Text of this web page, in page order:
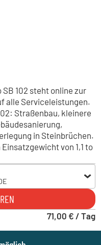
102 steht online zur
alle Serviceleistungen.
Straßenbau, kleinere
in Steinbrüchen.
von 1,1 to
71,00 € / Tag